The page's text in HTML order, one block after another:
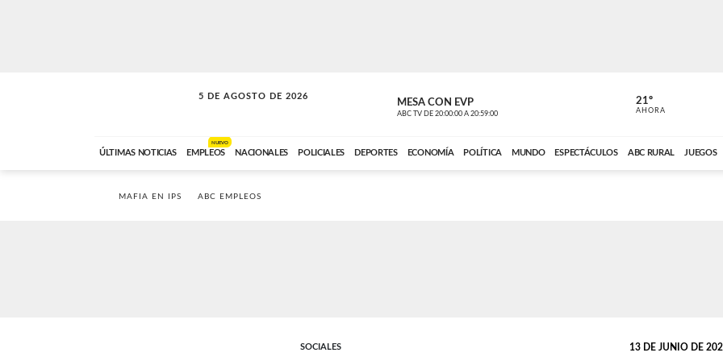
5 DE AGOSTO DE 2026
SOLO MÚSICA MESA CON EVP
ABC TV DE 20:00:00 A 20:59:00 ABC CARDINAL
21º
AHORA
ÚLTIMAS NOTICIAS EMPLEOS
NUEVO
NACIONALES POLICIALES DEPORTES ECONOMÍA POLÍTICA MUNDO ESPECTÁCULOS ABC RURAL JUEGOS
MAFIA EN IPS ABC EMPLEOS
SOCIALES 13 DE JUNIO DE